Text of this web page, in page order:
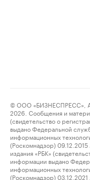
© ООО «БИЗНЕСПРЕСС»,
2026. Сообщения и
(свидетельство о
выдано Федеральной
информационных
(Роскомнадзор)
издания «РБК»
информации выдано
информационных
(Роскомнадзор)